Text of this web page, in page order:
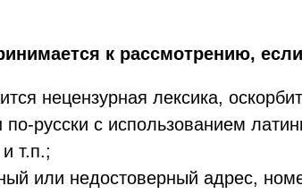
к рассмотрению,
нецензурная лексика,
по-русски с использованием
т.п.;
или недостоверный адрес,